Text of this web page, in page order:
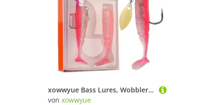
xowwyue Bass Lures, Wobbler Barschköder Angelköder für Bass & Forelle, Angelzubehör Forellen Ausrüstung für Salzwasser Süßwasser Teiche Seen Stauseen Küstenregionen
von xowwyue